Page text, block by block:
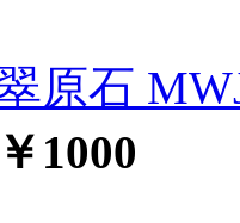
原石
￥1000